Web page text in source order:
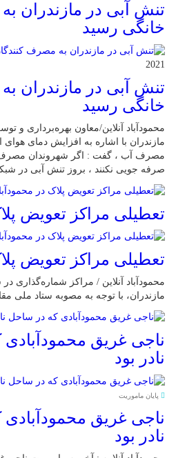
تنش آبی در مازندران
خانگی رسيد
2021
تنش آبی در مازندران
خانگی رسيد
محمودآباد آنلاین/معاون بهره‌برداری و
مازندران با اشاره به افزایش دمای هوای
مصرف آب ، گفت : اگر شهروندان
صرفه جویی نکنند ، بروز تنش آبی در
تعطیلی مراکز تعویض
تعطیلی مراکز تعویض
محمودآباد آنلاین / مراکز شماره‌گذاری
مازندران، با توجه به مصوبه ستاد ملی
ناجی غریق
نادر بود
پایان ماموریت
ناجی غریق
نادر بود